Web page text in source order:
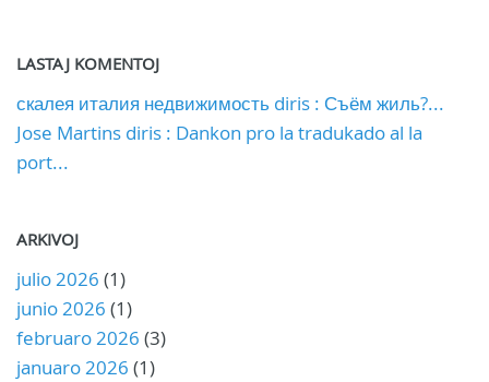
LASTAJ KOMENTOJ
скалея италия недвижимость diris : Съём жиль?...
Jose Martins diris : Dankon pro la tradukado al la
port...
ARKIVOJ
julio 2026 (1)
junio 2026 (1)
februaro 2026 (3)
januaro 2026 (1)